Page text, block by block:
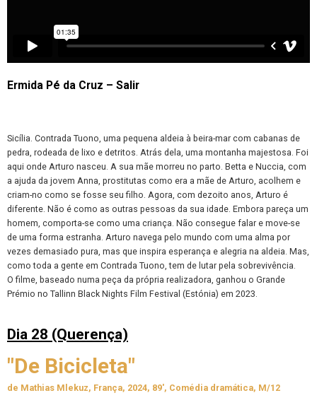
Ermida Pé da Cruz – Salir
Sicília. Contrada Tuono, uma pequena aldeia à beira-mar com cabanas de
pedra, rodeada de lixo e detritos. Atrás dela, uma montanha majestosa. Foi
aqui onde Arturo nasceu. A sua mãe morreu no parto. Betta e Nuccia, com
a ajuda da jovem Anna, prostitutas como era a mãe de Arturo, acolhem e
criam-no como se fosse seu filho. Agora, com dezoito anos, Arturo é
diferente. Não é como as outras pessoas da sua idade. Embora pareça um
homem, comporta-se como uma criança. Não consegue falar e move-se
de uma forma estranha. Arturo navega pelo mundo com uma alma por
vezes demasiado pura, mas que inspira esperança e alegria na aldeia. Mas,
como toda a gente em Contrada Tuono, tem de lutar pela sobrevivência.
O filme, baseado numa peça da própria realizadora, ganhou o Grande
Prémio no Tallinn Black Nights Film Festival (Estónia) em 2023.
Dia 28 (Querença)
"De Bicicleta"
de Mathias Mlekuz, França, 2024, 89', Comédia dramática, M/12